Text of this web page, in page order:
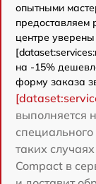
опытными
центре
на -15%
форму заказа
выполняется
таких
Compact в